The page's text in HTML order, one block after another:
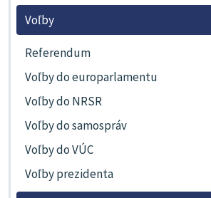
Voľby
Referendum
Voľby do europarlamentu
Voľby do NRSR
Voľby do samospráv
Voľby do VÚC
Voľby prezidenta